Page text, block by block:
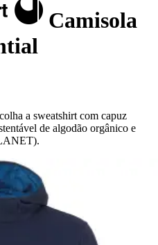
Camisola
a sweatshirt com capuz
de algodão orgânico e